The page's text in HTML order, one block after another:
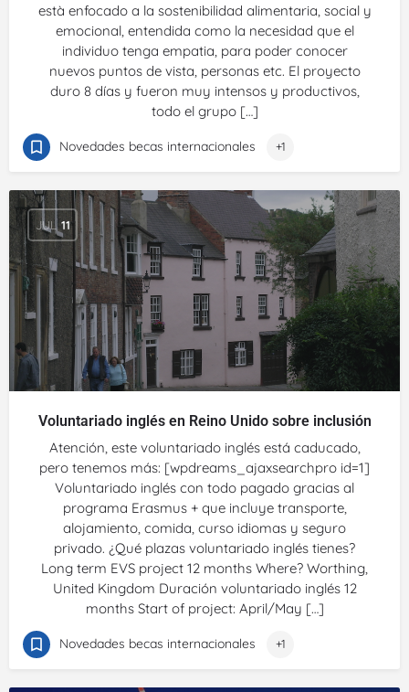
està enfocado a la sostenibilidad alimentaria, social y
emocional, entendida como la necesidad que el
individuo tenga empatia, para poder conocer
nuevos puntos de vista, personas etc. El proyecto
duro 8 días y fueron muy intensos y productivos,
todo el grupo […]
Novedades becas internacionales +1
JUL 11
Voluntariado inglés en Reino Unido sobre inclusión
Atención, este voluntariado inglés está caducado,
pero tenemos más: [wpdreams_ajaxsearchpro id=1]
Voluntariado inglés con todo pagado gracias al
programa Erasmus + que incluye transporte,
alojamiento, comida, curso idiomas y seguro
privado. ¿Qué plazas voluntariado inglés tienes?
Long term EVS project 12 months Where? Worthing,
United Kingdom Duración voluntariado inglés 12
months Start of project: April/May […]
Novedades becas internacionales +1